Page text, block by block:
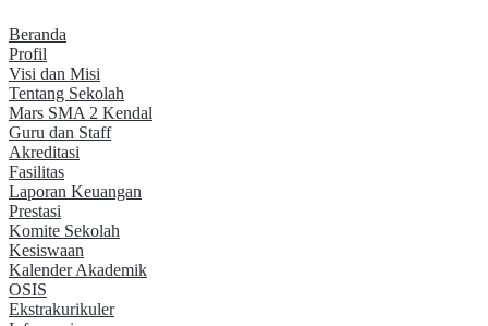
Beranda
Profil
Visi dan Misi
Tentang Sekolah
Mars SMA 2 Kendal
Guru dan Staff
Akreditasi
Fasilitas
Laporan Keuangan
Prestasi
Komite Sekolah
Kesiswaan
Kalender Akademik
OSIS
Ekstrakurikuler